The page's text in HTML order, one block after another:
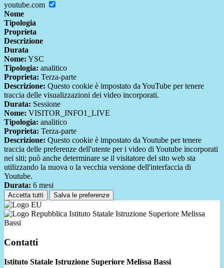
youtube.com
Nome
Tipologia
Proprieta
Descrizione
Durata
Nome: YSC
Tipologia: analitico
Proprieta: Terza-parte
Descrizione: Questo cookie è impostato da YouTube per tenere
traccia delle visualizzazioni dei video incorporati.
Durata: Sessione
Nome: VISITOR_INFO1_LIVE
Tipologia: analitico
Proprieta: Terza-parte
Descrizione: Questo cookie è impostato da Youtube per tenere
traccia delle preferenze dell'utente per i video di Youtube incorporati
nei siti; può anche determinare se il visitatore del sito web sta
utilizzando la nuova o la vecchia versione dell'interfaccia di
Youtube.
Durata: 6 mesi
Accetta tutti Salva le preferenze
Istituto Statale Istruzione Superiore Melissa
Bassi
Contatti
Istituto Statale Istruzione Superiore Melissa Bassi